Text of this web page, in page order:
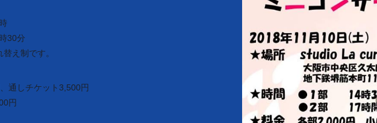
30分
え制です。
通しチケット3,500円
円